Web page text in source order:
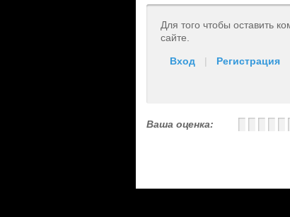
Для того чтобы оставить
сайте.
Вход | Регистрация
Ваша оценка: